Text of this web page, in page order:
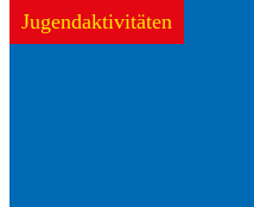
Jugendaktivitäten